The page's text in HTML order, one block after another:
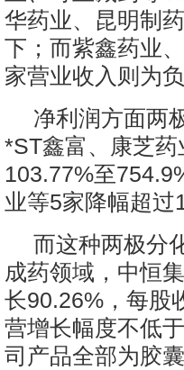
华药业、昆明制
下；而紫鑫药业
家营业收入则为负
净利润方面两
*ST鑫富、康芝
103.77%至
业等5家降幅超过
而这种两极分
成药领域，中恒
长90.26%，每股
营增长幅度不低
司产品全部为胶